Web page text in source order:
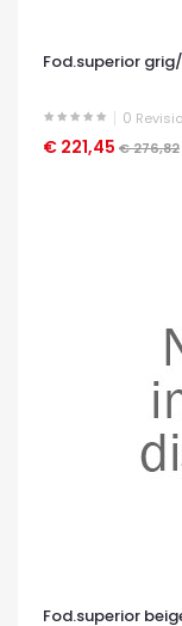
Fod.superior
0
€ 221,45 € 276,82
OCCHIATA VELOCE
Fod.superior